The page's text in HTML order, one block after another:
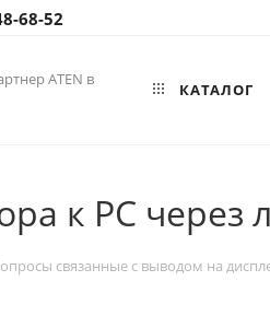
68-52
ATEN в
КАТАЛОГ
к PC через
связанные с выводом на